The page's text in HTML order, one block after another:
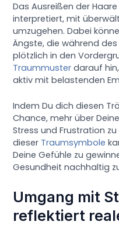
Das Ausreißen der
interpretiert, mit
umzugehen. Dabei
Ängste, die während
plötzlich in den
Traummuster darauf
aktiv mit belastenden
Indem Du dich diesen
Chance, mehr über
Stress und Frustration
dieser Traumsymbole
Deine Gefühle zu
Gesundheit nachhaltig
Umgang mit
reflektiert